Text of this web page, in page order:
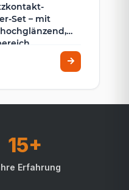
Set – mit
15+
Erfahrung